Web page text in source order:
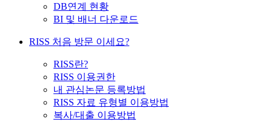
DB연계 현황
BI 및 배너 다운로드
RISS 처음 방문 이세요?
RISS란?
RISS 이용권한
내 관심논문 등록방법
RISS 자료 유형별 이용방법
복사/대출 이용방법